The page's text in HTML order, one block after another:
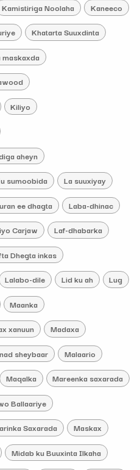
Kamistiriga Noolaha Kaneeco
Khatarta Suuxdinta
Kiliyo
aheyn
sumoobida La suuxiyay
ee dhagta Laba-dhinac
Carjaw Laf-dhabarka
Dhegta inkas
Lalabo-dile Lid ku ah Lug
Maanka
xanuun Madaxa
sheybaar Malaario
Maqalka Mareenka saxarada
Ballaariye
Saxarada Maskax
Midab ku Buuxinta Ilkaha